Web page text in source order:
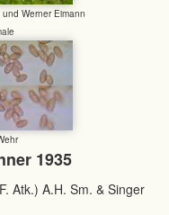
Werner Eimann
1935
Atk.) A.H. Sm. & Singer